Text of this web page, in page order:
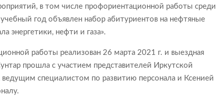
в том числе профориентационной работы среди
год объявлен набор абитуриентов на нефтяные
энергетики, нефти и газа».
работы реализован 26 марта 2021 г. и выездная
прошла с участием представителей Иркутской
специалистом по развитию персонала и Ксенией